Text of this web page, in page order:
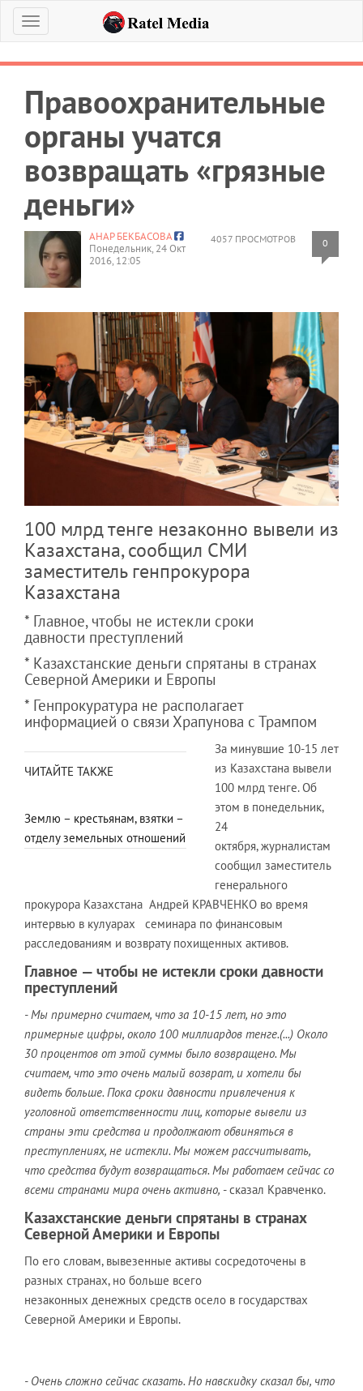
Меню
Правоохранительные
органы учатся
возвращать «грязные
деньги»
4057 ПРОСМОТРОВ 0
АНАР БЕКБАСОВА
Понедельник, 24 Окт
2016, 12:05
100 млрд тенге незаконно вывели из
Казахстана, сообщил СМИ
заместитель генпрокурора
Казахстана
* Главное, чтобы не истекли сроки
давности преступлений
* Казахстанские деньги спрятаны в странах
Северной Америки и Европы
* Генпрокуратура не располагает
информацией о связи Храпунова с Трампом
ЧИТАЙТЕ ТАКЖЕ
Землю – крестьянам, взятки –
отделу земельных отношений
За минувшие 10-15 лет
из Казахстана вывели
100 млрд тенге. Об
этом в понедельник,
24
октября, журналистам
сообщил заместитель
генерального
прокурора Казахстана Андрей КРАВЧЕНКО во время
интервью в кулуарах семинара по финансовым
расследованиям и возврату похищенных активов.
Главное — чтобы не истекли сроки давности
преступлений
- Мы примерно считаем, что за 10-15 лет, но это
примерные цифры, около 100 миллиардов тенге.(...) Около
30 процентов от этой суммы было возвращено. Мы
считаем, что это очень малый возврат, и хотели бы
видеть больше. Пока сроки давности привлечения к
уголовной ответственности лиц, которые вывели из
страны эти средства и продолжают обвиняться в
преступлениях, не истекли. Мы можем рассчитывать,
что средства будут возвращаться. Мы работаем сейчас со
всеми странами мира очень активно, - сказал Кравченко.
Казахстанские деньги спрятаны в странах
Северной Америки и Европы
По его словам, вывезенные активы сосредоточены в
разных странах, но больше всего
незаконных денежных средств осело в государствах
Северной Америки и Европы.
- Очень сложно сейчас сказать. Но навскидку сказал бы, что